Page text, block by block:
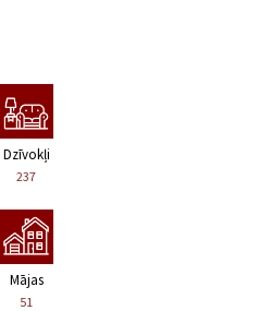
Dzīvokļi
237
Mājas
51